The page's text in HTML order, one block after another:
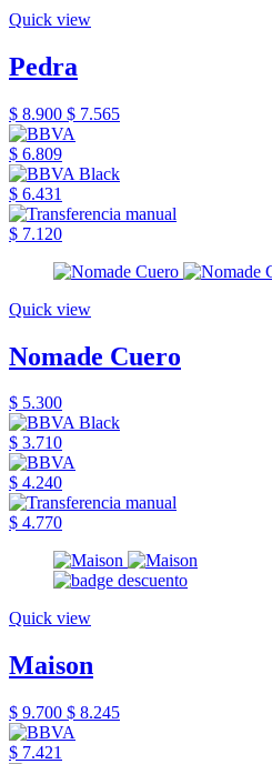
Quick view
Pedra
$ 8.900 $ 7.565
$ 6.809
$ 6.431
$ 7.120
Quick view
Nomade Cuero
$ 5.300
$ 3.710
$ 4.240
$ 4.770
Quick view
Maison
$ 9.700 $ 8.245
$ 7.421